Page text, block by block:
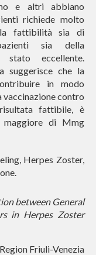
e altri abbiano
richiede molto
fattibilità sia di
sia della
eccellente.
suggerisce che la
in modo
vaccinazione contro
fattibile, è
maggiore di Mmg
Herpes Zoster,
between General
in Herpes Zoster
Friuli-Venezia